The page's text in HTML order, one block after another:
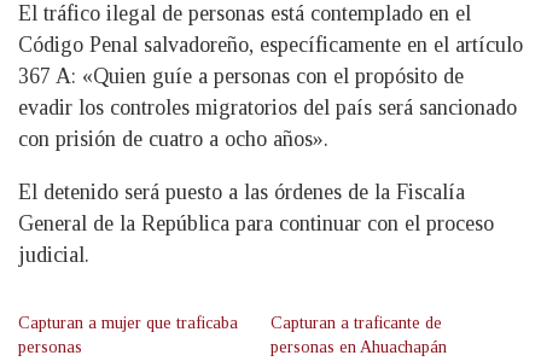
El tráfico ilegal de personas está contemplado en el
Código Penal salvadoreño, específicamente en el artículo
367 A: «Quien guíe a personas con el propósito de
evadir los controles migratorios del país será sancionado
con prisión de cuatro a ocho años».
El detenido será puesto a las órdenes de la Fiscalía
General de la República para continuar con el proceso
judicial.
Capturan a mujer que traficaba
personas
Capturan a traficante de
personas en Ahuachapán